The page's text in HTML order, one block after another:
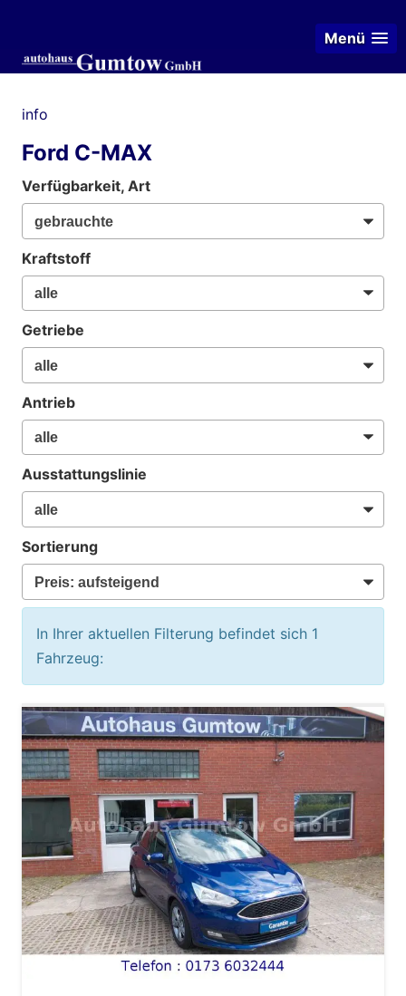
Menü
info
Ford C-MAX
Verfügbarkeit, Art
Kraftstoff
Getriebe
Antrieb
Ausstattungslinie
Sortierung
In Ihrer aktuellen Filterung befindet sich 1
Fahrzeug: